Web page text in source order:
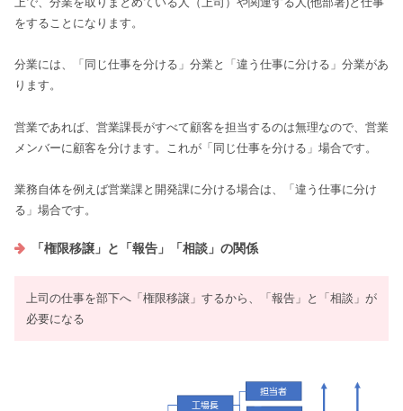
をすることになります。
分業には、「同じ仕事を分ける」分業と「違う仕事に分ける」分業があ
ります。
営業であれば、営業課長がすべて顧客を担当するのは無理なので、営業
メンバーに顧客を分けます。これが「同じ仕事を分ける」場合です。
業務自体を例えば営業課と開発課に分ける場合は、「違う仕事に分け
る」場合です。
「権限移譲」と「報告」「相談」の関係
上司の仕事を部下へ「権限移譲」するから、「報告」と「相談」が
必要になる